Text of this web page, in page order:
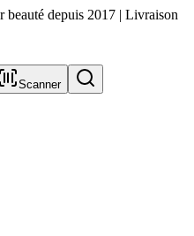
depuis 2017 | Livraison
Scanner